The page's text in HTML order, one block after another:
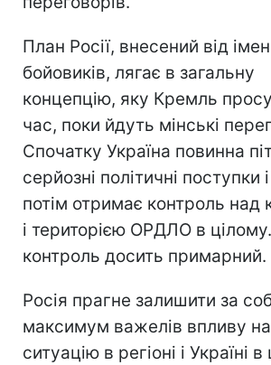
План Росії, внесений від
бойовиків, лягає в загальну
концепцію, яку Кремль
час, поки йдуть мінські
Спочатку Україна повинна
серйозні політичні поступки
потім отримає контроль над
і територією ОРДЛО в цілому.
контроль досить примарний.
Росія прагне залишити за
максимум важелів впливу на
ситуацію в регіоні і Україні в